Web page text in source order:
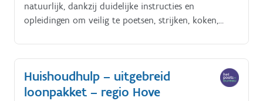
natuurlijk, dankzij duidelijke instructies en
opleidingen om veilig te poetsen, strijken, koken,
Huishoudhulp – uitgebreid
loonpakket – regio Hove